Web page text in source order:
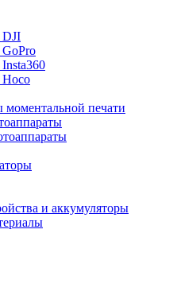
моментальной печати
и аккумуляторы